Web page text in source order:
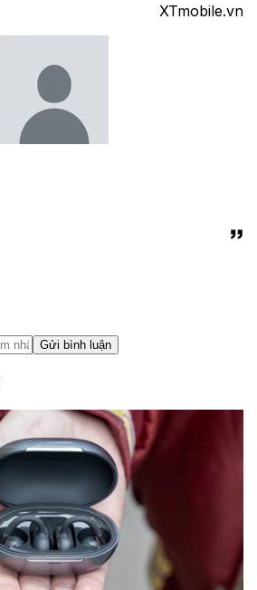
XTmobile.vn
Gửi bình luận